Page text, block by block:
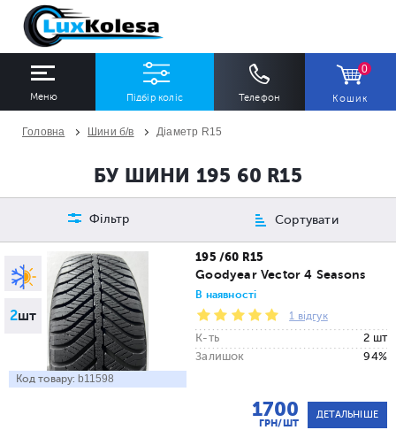
Меню Підбір коліс Телефон
0
Кошик
Всі Всі
Діаметр
Всі
Сезон
Всі
Кількість
Всі
ПІДІБРАТИ
Головна Шини б/в Діаметр R15
БУ ШИНИ 195 60 R15
Фільтр Сортувати
2шт
Код товару: b11598
195 /60 R15
Goodyear Vector 4 Seasons
В наявності
1 відгук
К-ть
2 шт
Залишок
94%
1700
ГРН/ШТ
ДЕТАЛЬНІШЕ